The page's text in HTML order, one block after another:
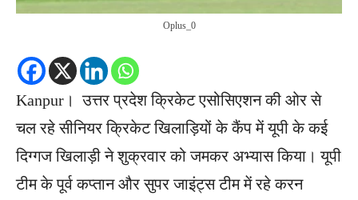
Oplus_0
Kanpur। उत्तर प्रदेश क्रिकेट एसोसिएशन की ओर से
चल रहे सीनियर क्रिकेट खिलाड़ियों के कैंप में यूपी के कई
दिग्गज खिलाड़ी ने शुक्रवार को जमकर अभ्यास किया। यूपी
टीम के पूर्व कप्तान और सुपर जाइंट्स टीम में रहे करन